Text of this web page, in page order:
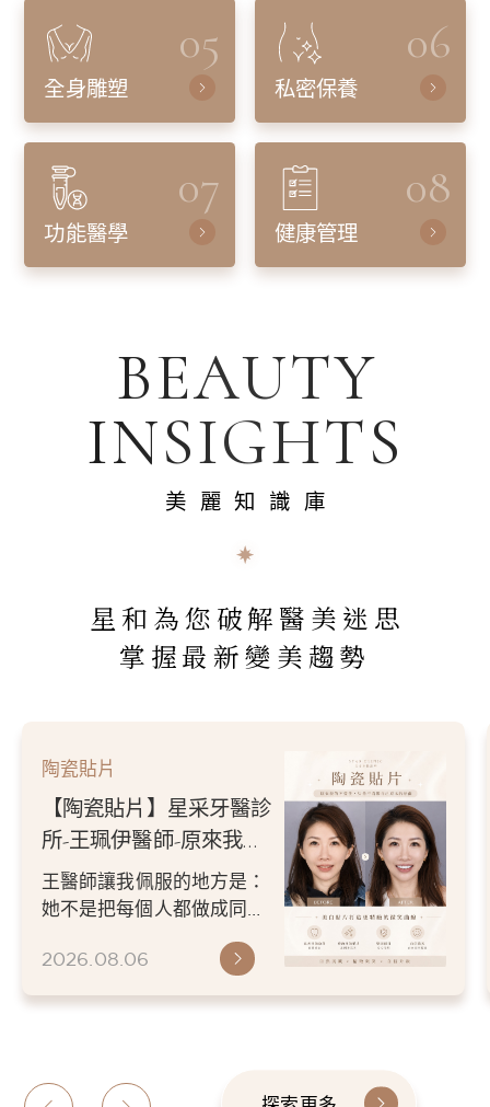
05
全身雕塑
06
私密保養
07
功能醫學
08
健康管理
BEAUTY
INSIGHTS
美麗知識庫
星和為您破解醫美迷思
掌握最新變美趨勢
陶瓷貼片
【陶瓷貼片】星采牙醫診
所-王珮伊醫師-原來我的
不愛笑，只是不喜歡自己
原本的牙齒
王醫師讓我佩服的地方是：
她不是把每個人都做成同一
更適合自己的樣子。 現...
2026.08.06